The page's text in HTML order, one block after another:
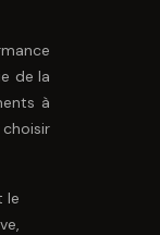
de la
à
le